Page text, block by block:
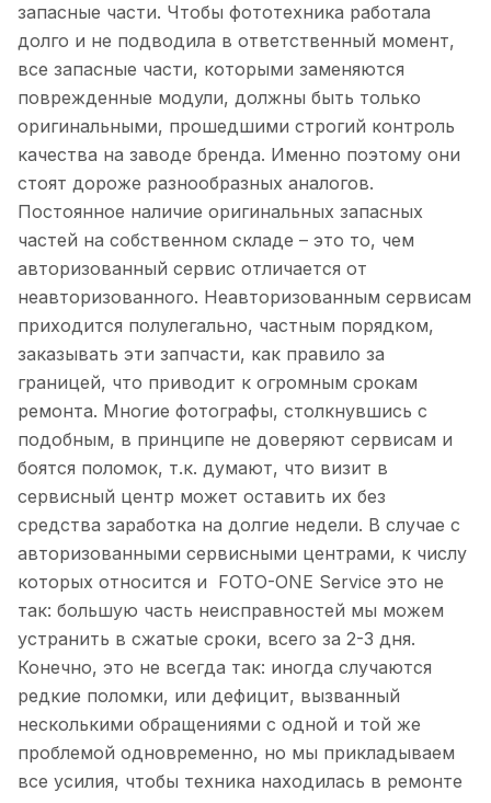
запасные части. Чтобы фототехника работала
долго и не подводила в ответственный момент,
все запасные части, которыми заменяются
поврежденные модули, должны быть только
оригинальными, прошедшими строгий контроль
качества на заводе бренда. Именно поэтому они
стоят дороже разнообразных аналогов.
Постоянное наличие оригинальных запасных
частей на собственном складе – это то, чем
авторизованный сервис отличается от
неавторизованного. Неавторизованным сервисам
приходится полулегально, частным порядком,
заказывать эти запчасти, как правило за
границей, что приводит к огромным срокам
ремонта. Многие фотографы, столкнувшись с
подобным, в принципе не доверяют сервисам и
боятся поломок, т.к. думают, что визит в
сервисный центр может оставить их без
средства заработка на долгие недели. В случае с
авторизованными сервисными центрами, к числу
которых относится и FOTO-ONE Service это не
так: большую часть неисправностей мы можем
устранить в сжатые сроки, всего за 2-3 дня.
Конечно, это не всегда так: иногда случаются
редкие поломки, или дефицит, вызванный
несколькими обращениями с одной и той же
проблемой одновременно, но мы прикладываем
все усилия, чтобы техника находилась в ремонте